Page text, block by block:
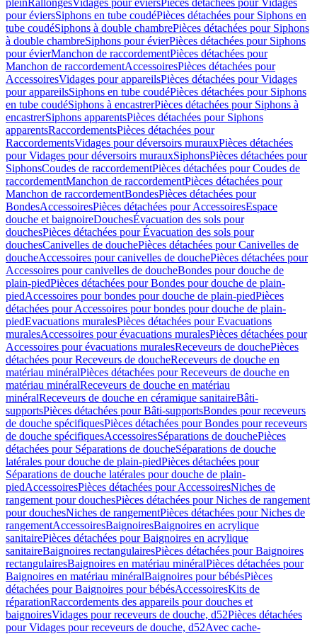
pleinRallongesVidages pour éviersPièces détachées pour Vidages
pour éviersSiphons en tube coudéPièces détachées pour Siphons en
tube coudéSiphons à double chambrePièces détachées pour Siphons
à double chambreSiphons pour évierPièces détachées pour Siphons
pour évierManchon de raccordementPièces détachées pour
Manchon de raccordementAccessoiresPièces détachées pour
AccessoiresVidages pour appareilsPièces détachées pour Vidages
pour appareilsSiphons en tube coudéPièces détachées pour Siphons
en tube coudéSiphons à encastrerPièces détachées pour Siphons à
encastrerSiphons apparentsPièces détachées pour Siphons
apparentsRaccordementsPièces détachées pour
RaccordementsVidages pour déversoirs murauxPièces détachées
pour Vidages pour déversoirs murauxSiphonsPièces détachées pour
SiphonsCoudes de raccordementPièces détachées pour Coudes de
raccordementManchon de raccordementPièces détachées pour
Manchon de raccordementBondesPièces détachées pour
BondesAccessoiresPièces détachées pour AccessoiresEspace
douche et baignoireDouchesÉvacuation des sols pour
douchesPièces détachées pour Évacuation des sols pour
douchesCanivelles de douchePièces détachées pour Canivelles de
doucheAccessoires pour canivelles de douchePièces détachées pour
Accessoires pour canivelles de doucheBondes pour douche de
plain-piedPièces détachées pour Bondes pour douche de plain-
piedAccessoires pour bondes pour douche de plain-piedPièces
détachées pour Accessoires pour bondes pour douche de plain-
piedEvacuations muralesPièces détachées pour Evacuations
muralesAccessoires pour évacuations muralesPièces détachées pour
Accessoires pour évacuations muralesReceveurs de douchePièces
détachées pour Receveurs de doucheReceveurs de douche en
matériau minéralPièces détachées pour Receveurs de douche en
matériau minéralReceveurs de douche en matériau
minéralReceveurs de douche en céramique sanitaireBâti-
supportsPièces détachées pour Bâti-supportsBondes pour receveurs
de douche spécifiquesPièces détachées pour Bondes pour receveurs
de douche spécifiquesAccessoiresSéparations de douchePièces
détachées pour Séparations de doucheSéparations de douche
latérales pour douche de plain-piedPièces détachées pour
Séparations de douche latérales pour douche de plain-
piedAccessoiresPièces détachées pour AccessoiresNiches de
rangement pour douchesPièces détachées pour Niches de rangement
pour douchesNiches de rangementPièces détachées pour Niches de
rangementAccessoiresBaignoiresBaignoires en acrylique
sanitairePièces détachées pour Baignoires en acrylique
sanitaireBaignoires rectangulairesPièces détachées pour Baignoires
rectangulairesBaignoires en matériau minéralPièces détachées pour
Baignoires en matériau minéralBaignoires pour bébésPièces
détachées pour Baignoires pour bébésAccessoiresKits de
réparationRaccordements des appareils pour douches et
baignoiresVidages pour receveurs de douche, d52Pièces détachées
pour Vidages pour receveurs de douche, d52Avec cache-